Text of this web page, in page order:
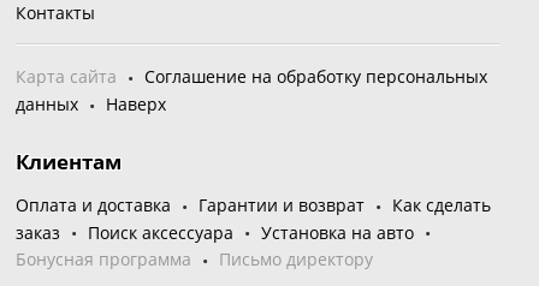
Контакты
Карта сайта
Соглашение на обработку персональных
данных
Наверх
Клиентам
Оплата и доставка Гарантии и возврат
Как сделать
заказ
Поиск аксессуара
Установка на авто
Бонусная программа
Письмо директору